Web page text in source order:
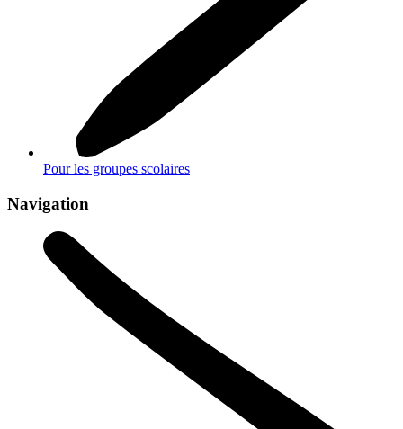
Pour les groupes scolaires
Navigation